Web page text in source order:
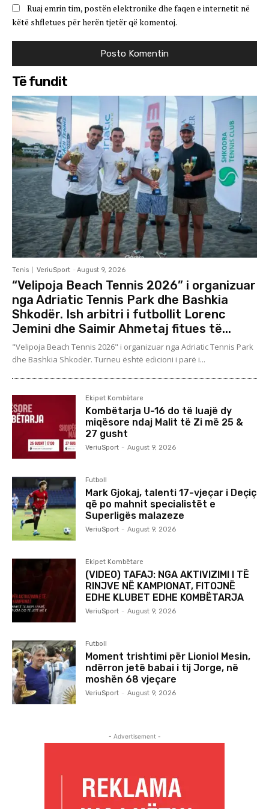
Ruaj emrin tim, postën elektronike dhe faqen e internetit në
këtë shfletues për herën tjetër që komentoj.
Të fundit
Tenis VeriuSport - August 9, 2026
“Velipoja Beach Tennis 2026” i organizuar
nga Adriatic Tennis Park dhe Bashkia
Shkodër. Ish arbitri i futbollit Lorenc
Jemini dhe Saimir Ahmetaj fitues të...
"Velipoja Beach Tennis 2026" i organizuar nga Adriatic Tennis Park
dhe Bashkia Shkodër. Turneu është edicioni i parë i...
Ekipet Kombëtare
Kombëtarja U-16 do të luajë dy
miqësore ndaj Malit të Zi më 25 &
27 gusht
VeriuSport - August 9, 2026
Futboll
Mark Gjokaj, talenti 17-vjeçar i Deçiç
që po mahnit specialistët e
Superligës malazeze
VeriuSport - August 9, 2026
Ekipet Kombëtare
(VIDEO) TAFAJ: NGA AKTIVIZIMI I TË
RINJVE NË KAMPIONAT, FITOJNË
EDHE KLUBET EDHE KOMBËTARJA
VeriuSport - August 9, 2026
Futboll
Moment trishtimi për Lioniol Mesin,
ndërron jetë babai i tij Jorge, në
moshën 68 vjeçare
VeriuSport - August 9, 2026
- Advertisement -